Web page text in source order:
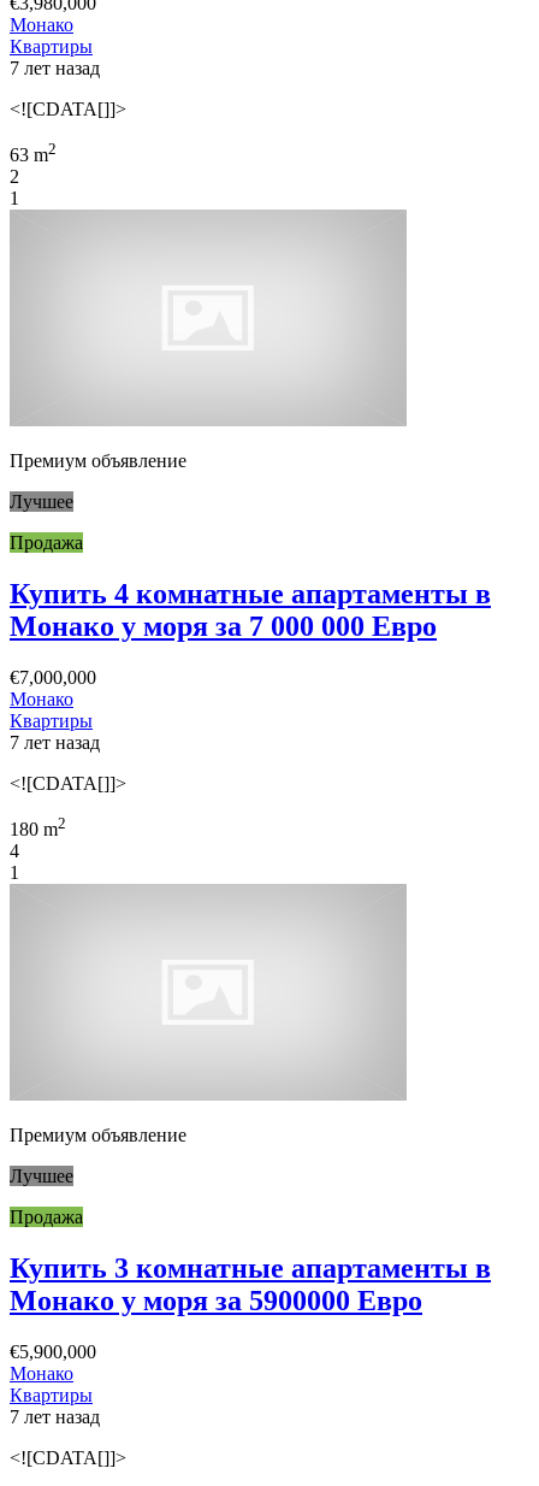
Монако
Квартиры
7 лет назад
<![CDATA[]]>
63 m2
2
1
Премиум объявление
Лучшее
Продажа
Купить 4 комнатные апартаменты в
Монако у моря за 7 000 000 Евро
€7,000,000
Монако
Квартиры
7 лет назад
<![CDATA[]]>
180 m2
4
1
Премиум объявление
Лучшее
Продажа
Купить 3 комнатные апартаменты в
Монако у моря за 5900000 Евро
€5,900,000
Монако
Квартиры
7 лет назад
<![CDATA[]]>